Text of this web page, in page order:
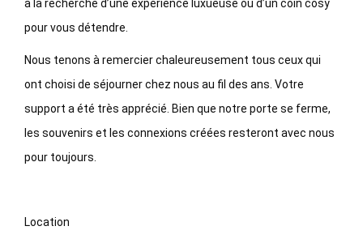
à la recherche d’une expérience luxueuse ou d’un coin cosy
pour vous détendre.
Nous tenons à remercier chaleureusement tous ceux qui
ont choisi de séjourner chez nous au fil des ans. Votre
support a été très apprécié. Bien que notre porte se ferme,
les souvenirs et les connexions créées resteront avec nous
pour toujours.
Location